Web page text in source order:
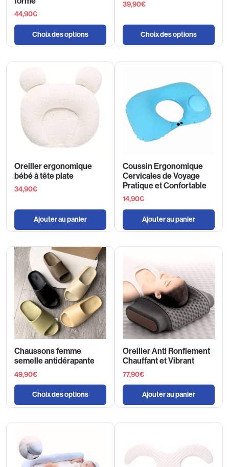
44,90€
Choix des options
39,90€
Choix des options
Oreiller ergonomique
bébé à tête plate
34,90€
Ajouter au panier
Coussin Ergonomique
Cervicales de Voyage
Pratique et Confortable
14,90€
Ajouter au panier
Chaussons femme
semelle antidérapante
49,90€
Choix des options
Oreiller Anti Ronflement
Chauffant et Vibrant
77,90€
Ajouter au panier